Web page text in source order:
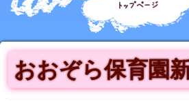
トップページ
おおぞら保育園